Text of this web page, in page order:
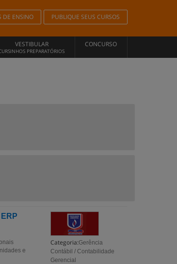
DE ENSINO PUBLIQUE SEUS CURSOS
VESTIBULAR
PREPARATÓRIOS
CONCURSO
Categoria:Gerência
Contábil / Contabilidade
Gerencial
e